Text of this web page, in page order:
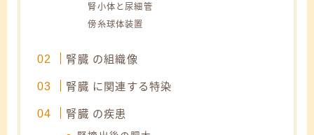
腎小体と尿細管
傍糸球体装置
腎臓 の組織像
腎臓 に関連する特染
腎臓 の疾患